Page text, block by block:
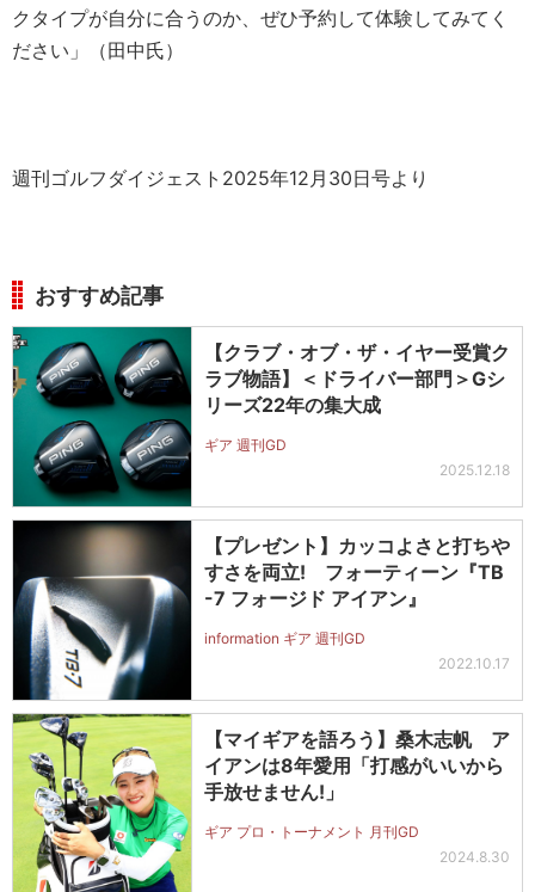
クタイプが自分に合うのか、ぜひ予約して体験してみてく
ださい」（田中氏）
週刊ゴルフダイジェスト2025年12月30日号より
おすすめ記事
【クラブ・オブ・ザ・イヤー受賞ク
ラブ物語】＜ドライバー部門＞Gシ
リーズ22年の集大成
ギア 週刊GD
2025.12.18
【プレゼント】カッコよさと打ちや
すさを両立! フォーティーン『TB
-7 フォージド アイアン』
information ギア 週刊GD
2022.10.17
【マイギアを語ろう】桑木志帆 ア
イアンは8年愛用「打感がいいから
手放せません!」
ギア プロ・トーナメント 月刊GD
2024.8.30